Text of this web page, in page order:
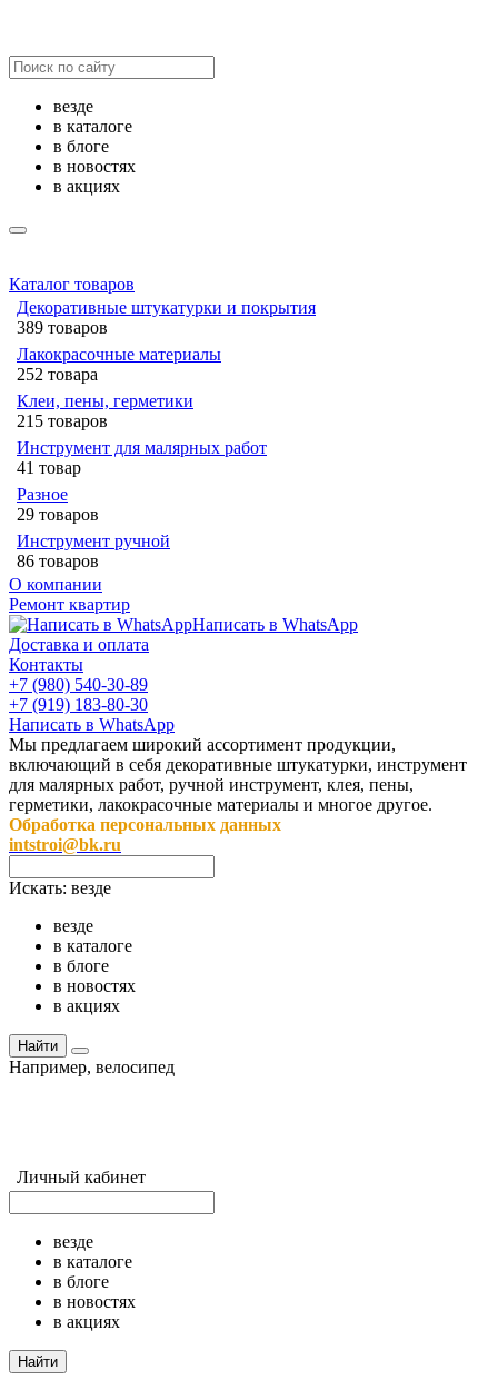
везде
в каталоге
в блоге
в новостях
в акциях
Каталог товаров
Декоративные штукатурки и покрытия
389 товаров
Лакокрасочные материалы
252 товара
Клеи, пены, герметики
215 товаров
Инструмент для малярных работ
41 товар
Разное
29 товаров
Инструмент ручной
86 товаров
О компании
Ремонт квартир
Написать в WhatsApp
Доставка и оплата
Контакты
+7 (980) 540-30-89
+7 (919) 183-80-30
Написать в WhatsApp
Мы предлагаем широкий ассортимент продукции,
включающий в себя декоративные штукатурки, инструмент
для малярных работ, ручной инструмент, клея, пены,
герметики, лакокрасочные материалы и многое другое.
Обработка персональных данных
intstroi@bk.ru
Искать: везде
везде
в каталоге
в блоге
в новостях
в акциях
Найти
Например, велосипед
Личный кабинет
везде
в каталоге
в блоге
в новостях
в акциях
Найти